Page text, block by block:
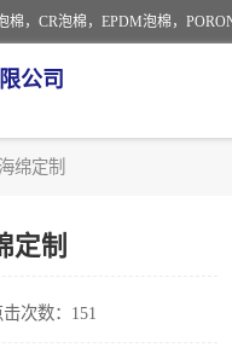
公司
绵定制
定制
击次数：151